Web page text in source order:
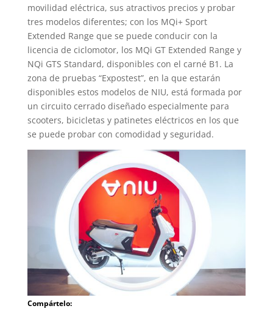
movilidad eléctrica, sus atractivos precios y probar
tres modelos diferentes; con los MQi+ Sport
Extended Range que se puede conducir con la
licencia de ciclomotor, los MQi GT Extended Range y
NQi GTS Standard, disponibles con el carné B1. La
zona de pruebas “Expostest”, en la que estarán
disponibles estos modelos de NIU, está formada por
un circuito cerrado diseñado especialmente para
scooters, bicicletas y patinetes eléctricos en los que
se puede probar con comodidad y seguridad.
Compártelo: